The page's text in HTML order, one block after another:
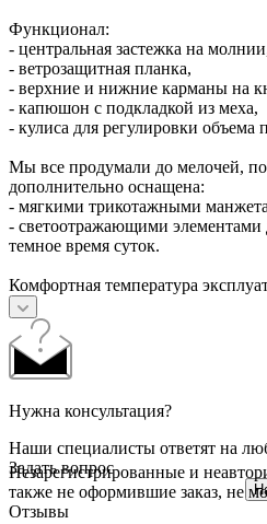
Функционал:
- центральная застежка на
- ветрозащитная планка,
- верхние и нижние карманы на
- капюшон с подкладкой из меха,
- кулиса для регулировки
Мы все продумали до мелочей,
дополнительно оснащена:
- мягкими трикотажными
- светоотражающими элементами
темное время суток.
Комфортная температура
Нужна консультация?
Наши специалисты ответят на
Задать вопрос
Незарегистрированные и
также не оформившие заказ, не
Отзывы